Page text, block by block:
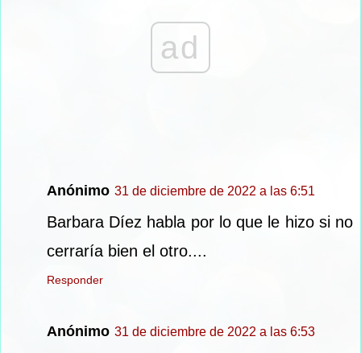
ad
Anónimo 31 de diciembre de 2022 a las 6:51
Barbara Díez habla por lo que le hizo si no
cerraría bien el otro....
Responder
Anónimo 31 de diciembre de 2022 a las 6:53